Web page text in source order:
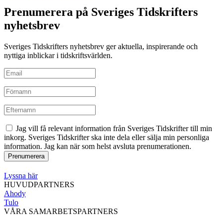
Prenumerera på Sveriges Tidskrifters
nyhetsbrev
Sveriges Tidskrifters nyhetsbrev ger aktuella, inspirerande och
nyttiga inblickar i tidskriftsvärlden.
Jag vill få relevant information från Sveriges Tidskrifter till min
inkorg. Sveriges Tidskrifter ska inte dela eller sälja min personliga
information. Jag kan när som helst avsluta prenumerationen.
Lyssna här
HUVUDPARTNERS
Ahody
Tulo
VÅRA SAMARBETSPARTNERS